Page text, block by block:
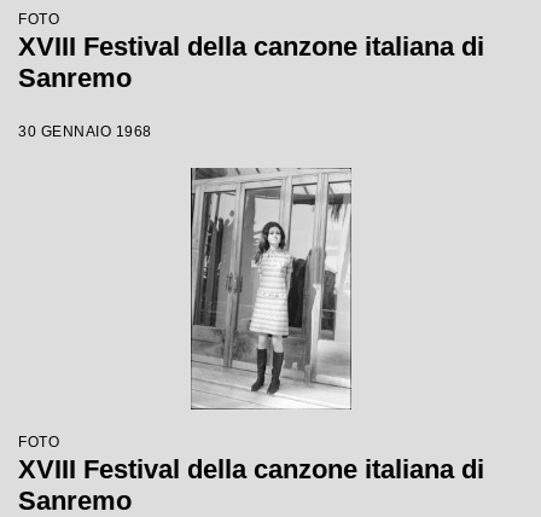
FOTO
XVIII Festival della canzone italiana di
Sanremo
30 GENNAIO 1968
FOTO
XVIII Festival della canzone italiana di
Sanremo